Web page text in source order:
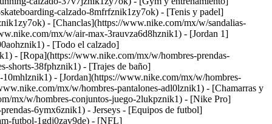
calzado-8mfrfznik1zy7ok) - [Tenis y padel]
- [Chanclas](https://www.nike.com/mx/w/sandalias-
mx/w/air-max-3rauvza6d8hznik1) - [Jordan 1]
- [Todo el calzado]
- [Ropa](https://www.nike.com/mx/w/hombres-prendas-
shorts-38fphznik1) - [Trajes de baño]
- [Jordan](https://www.nike.com/mx/w/hombres-
mx/w/hombres-pantalones-adl0lznik1) - [Chamarras y
mx/w/hombres-conjuntos-juego-2lukpznik1) - [Nike Pro]
6ymx6znik1) - Jerseys - [Equipos de futbol]
futbol-1gdj0zav9de) - [NFL]